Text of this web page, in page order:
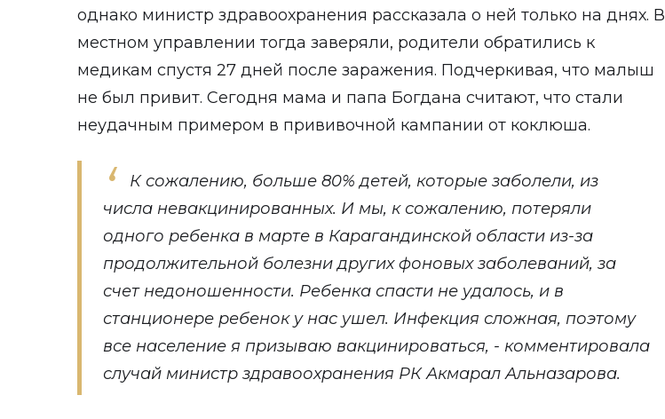
однако министр здравоохранения рассказала о ней только на днях. В
местном управлении тогда заверяли, родители обратились к
медикам спустя 27 дней после заражения. Подчеркивая, что малыш
не был привит. Сегодня мама и папа Богдана считают, что стали
неудачным примером в прививочной кампании от коклюша.
К сожалению, больше 80% детей, которые заболели, из
числа невакцинированных. И мы, к сожалению, потеряли
одного ребенка в марте в Карагандинской области из-за
продолжительной болезни других фоновых заболеваний, за
счет недоношенности. Ребенка спасти не удалось, и в
станционере ребенок у нас ушел. Инфекция сложная, поэтому
все население я призываю вакцинироваться, - комментировала
случай министр здравоохранения РК Акмарал Альназарова.